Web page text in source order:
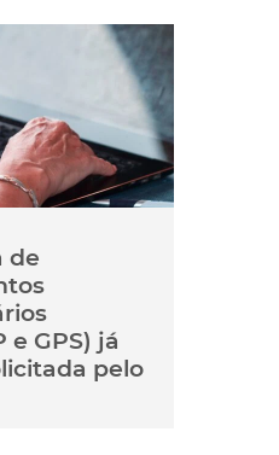
de
e GPS) já
pelo